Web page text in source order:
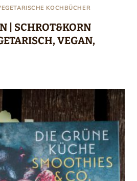
KOCHBÜCHER
| SCHROT&KORN
VEGAN,